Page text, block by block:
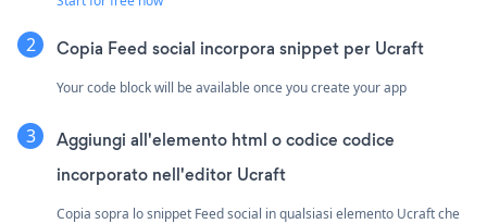
Copia Feed social incorpora snippet per Ucraft
Your code block will be available once you create your app
Aggiungi all'elemento html o codice codice
incorporato nell'editor Ucraft
Copia sopra lo snippet Feed social in qualsiasi elemento Ucraft che